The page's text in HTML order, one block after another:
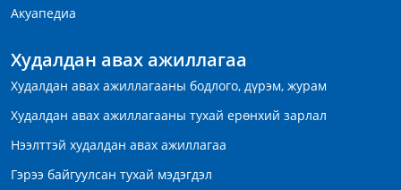
Акуапедиа
Худалдан авах ажиллагаа
Худалдан авах ажиллагааны бодлого, дүрэм, журам
Худалдан авах ажиллагааны тухай ерөнхий зарлал
Нээлттэй худалдан авах ажиллагаа
Гэрээ байгуулсан тухай мэдэгдэл